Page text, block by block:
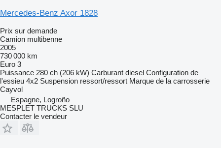
Mercedes-Benz Axor 1828
Prix sur demande
Camion multibenne
2005
730 000 km
Euro 3
Puissance 280 ch (206 kW) Carburant diesel Configuration de
l'essieu 4x2 Suspension ressort/ressort Marque de la carrosserie
Cayvol
Espagne, Logroño
MESPLET TRUCKS SLU
Contacter le vendeur